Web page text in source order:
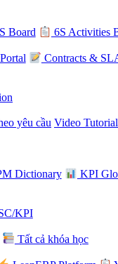
Board
6S Activities
Contracts &
yêu cầu Video
Dictionary KPI
KPI
Tất cả khóa học